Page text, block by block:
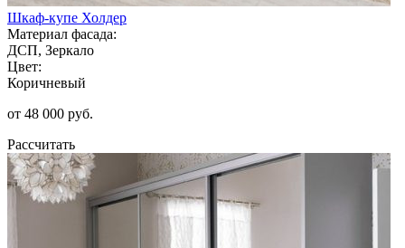
Шкаф-купе Холдер
Материал фасада:
ДСП, Зеркало
Цвет:
Коричневый
от 48 000 руб.
Рассчитать